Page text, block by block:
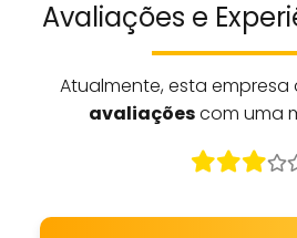
Avaliações e
Atualmente, esta empresa
avaliaçõescom uma